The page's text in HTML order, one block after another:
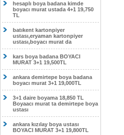
hesaplı boya badana kimde
boyacı murat ustada 4+1 19,750
TL
batıkent kartonpiyer
ustası,eryaman kartonpiyer
ustası,boyacı murat da
kars boya badana BOYACI
MURAT 3+1 19,500TL
ankara demirtepe boya badana
boyacı murat 3+1 19,000TL
3+1 daire boyama 18,850 TL
Boyaacı murat ta demirtepe boya
ustası
ankara kızılay boya ustası
BOYACI MURAT 3+1 19,800TL